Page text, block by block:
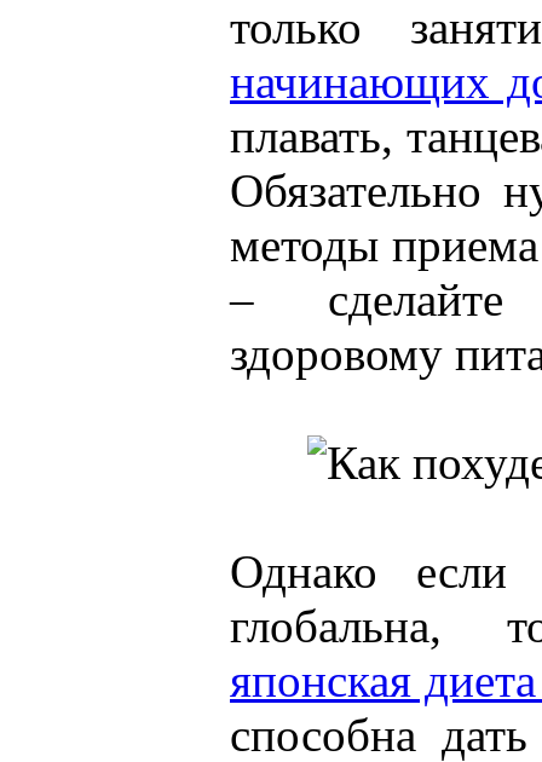
только
начинающих
плавать,
Обязательно
методы
– сделайте
здоровому
Однако если
глобальна,
японская
способна